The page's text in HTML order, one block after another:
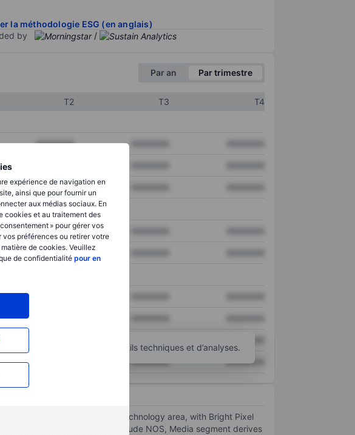
expérience de navigation en
ainsi que pour fournir un
aux médias sociaux. En
cookies et au traitement des
» pour gérer vos
préférences ou retirer votre
de cookies. Veuillez
de confidentialité pour en
la méthodologie ESG (en anglais)
by
/
Par an Par trimestre
T2 T3
T4
XXXXXXX
XXXXXXX
XXXXXXX
XXXXXXX
XXXXXXX XXXXXXX
pour accéder à d’autres outils techniques et d’analyses.
includes the Software and Technology area, with Bright Pixel
newspaper. Its segments include NOS, Media segment derives